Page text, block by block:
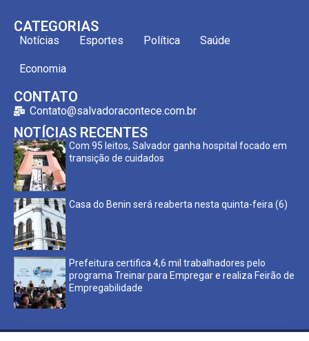
CATEGORIAS
Notícias Esportes Política Saúde
Economia
CONTATO
Contato@salvadoracontece.com.br
NOTÍCIAS RECENTES
Com 95 leitos, Salvador ganha hospital focado em
transição de cuidados
Casa do Benin será reaberta nesta quinta-feira (6)
Prefeitura certifica 4,6 mil trabalhadores pelo
programa Treinar para Empregar e realiza Feirão de
Empregabilidade